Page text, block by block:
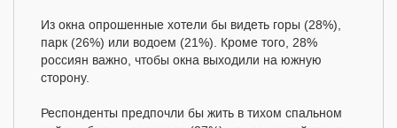
Из окна опрошенные хотели бы видеть горы (28%),
парк (26%) или водоем (21%). Кроме того, 28%
россиян важно, чтобы окна выходили на южную
сторону.
Респонденты предпочли бы жить в тихом спальном